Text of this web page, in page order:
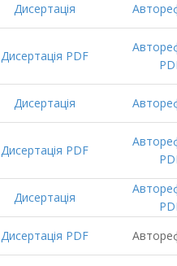
Дисертація
Дисертація PDF
Дисертація
Дисертація PDF
Дисертація
Дисертація PDF